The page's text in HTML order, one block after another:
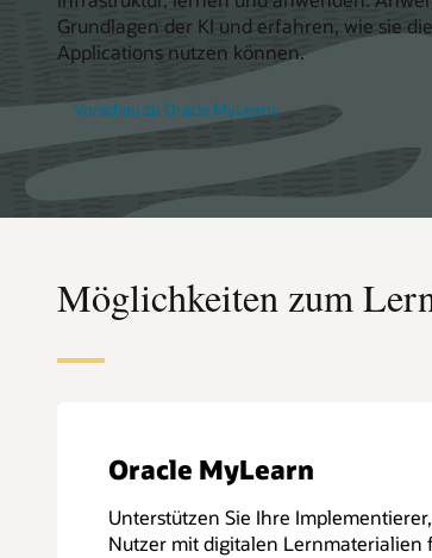
Grundlagen der KI und erfahren, wie sie
Applications nutzen können.
Vorschau zu Oracle MyLearn
Möglichkeiten zum
Oracle MyLearn
Unterstützen Sie Ihre
Nutzer mit digitalen Lernmaterialien